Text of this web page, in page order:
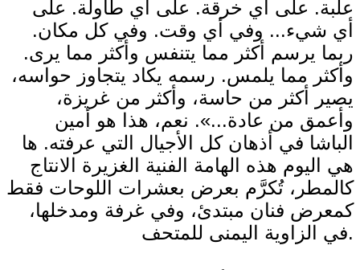
علبة. على أي خرقة. على أي طاولة. على
أي شيء... وفي أي وقت. وفي كل مكان.
ربما يرسم أكثر مما يتنفس وأكثر مما يرى.
وأكثر مما يلمس. رسمه يكاد يتجاوز حواسه،
يصير أكثر من حاسة، وأكثر من غريزة،
وأعمق من عادة...». نعم، هذا هو أمين
الباشا في أذهان كل الأجيال التي عرفته. ها
هي اليوم هذه الهامة الفنية الغزيرة الانتاج
كالمطر، تُكرَّم بعرض بعشرات اللوحات فقط
كمعرض فنان مبتدئ، وفي غرفة ومدخلها،
في الزاوية اليمنى للمتحف.